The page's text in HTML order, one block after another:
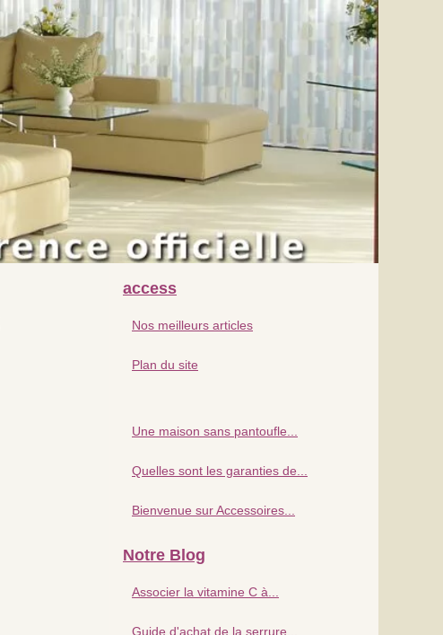
access
Nos meilleurs articles
Plan du site
Une maison sans pantoufle...
Quelles sont les garanties de...
Bienvenue sur Accessoires...
Notre Blog
Associer la vitamine C à...
Guide d'achat de la serrure...